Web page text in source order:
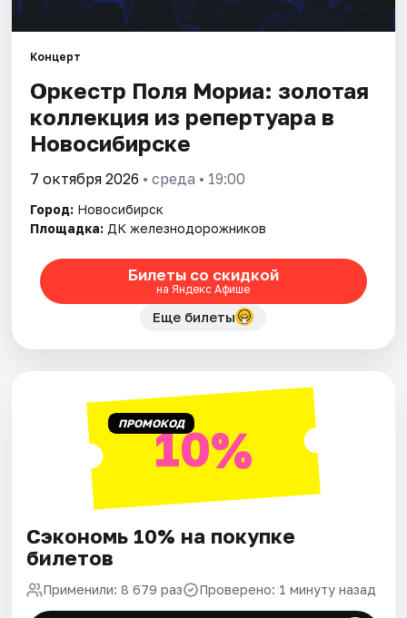
Площадки
Артисты
Рейтинги
Концерт
Оркестр Поля Мориа: золотая
коллекция из репертуара в
Новосибирске
7 октября 2026 • среда • 19:00
Город: Новосибирск
Площадка: ДК железнодорожников
Билеты со скидкой
на Яндекс Афише
Еще билеты
ПРОМОКОД10%
Сэкономь 10% на покупке
билетов
Применили: 8 679 раз Проверено: 1 минуту назад